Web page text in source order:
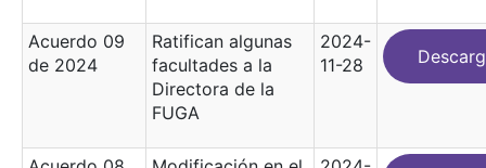
Acuerdo 09
de 2024
Ratifican algunas
facultades a la
Directora de la
FUGA
2024-
11-28